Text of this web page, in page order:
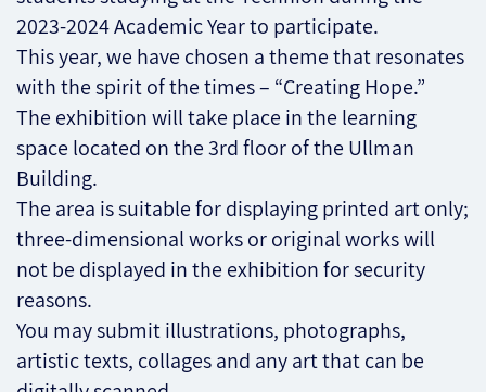
2023-2024 Academic Year to participate.
This year, we have chosen a theme that resonates
with the spirit of the times – “Creating Hope.”
The exhibition will take place in the learning
space located on the 3rd floor of the Ullman
Building.
The area is suitable for displaying printed art only;
three-dimensional works or original works will
not be displayed in the exhibition for security
reasons.
You may submit illustrations, photographs,
artistic texts, collages and any art that can be